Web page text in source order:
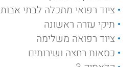
ציוד רפואי מתכלה לבתי אבות
תיקי עזרה ראשונה
ציוד רפואה משלימה
כסאות רחצה ושירותים